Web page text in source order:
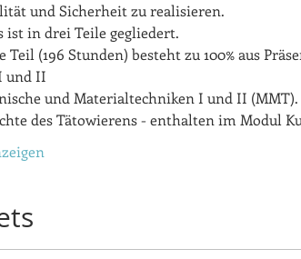
und Sicherheit zu realisieren.
ist in drei Teile gegliedert.
Teil (196 Stunden) besteht zu 100% aus
und II
und Materialtechniken I und II (MMT).
des Tätowierens - enthalten im Modul